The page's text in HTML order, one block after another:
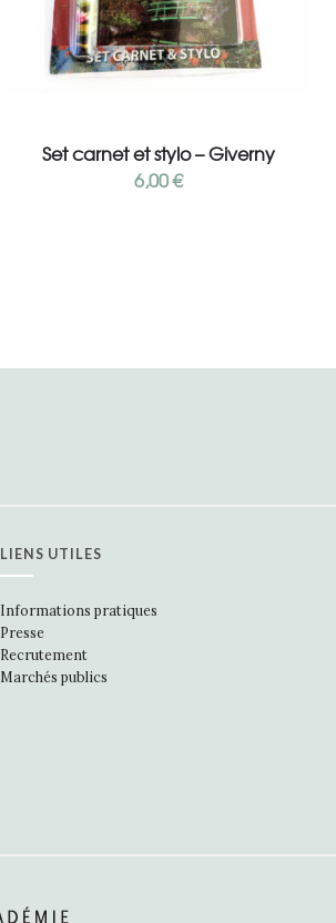
Set carnet et stylo – Giverny
6,00€
LIENS UTILES
Informations pratiques
Presse
Recrutement
Marchés publics